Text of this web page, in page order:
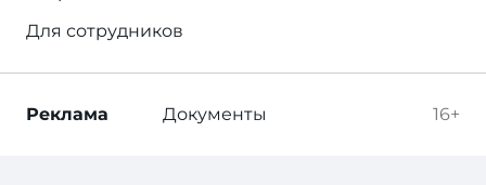
Для сотрудников
16+
Реклама Документы